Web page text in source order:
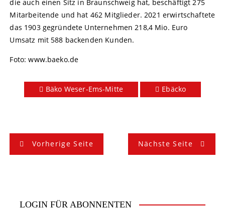
die auch einen Sitz in Braunschweig hat, beschäftigt 275
Mitarbeitende und hat 462 Mitglieder. 2021 erwirtschaftete
das 1903 gegründete Unternehmen 218,4 Mio. Euro
Umsatz mit 588 backenden Kunden.
Foto: www.baeko.de
Bäko Weser-Ems-Mitte Ebäcko
Vorherige Seite Nächste Seite
LOGIN FÜR ABONNENTEN